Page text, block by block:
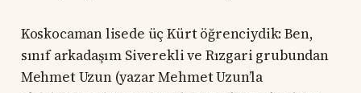
Koskocaman lisede üç Kürt öğrenciydik: Ben,
sınıf arkadaşım Siverekli ve Rızgari grubundan
Mehmet Uzun (yazar Mehmet Uzun’la